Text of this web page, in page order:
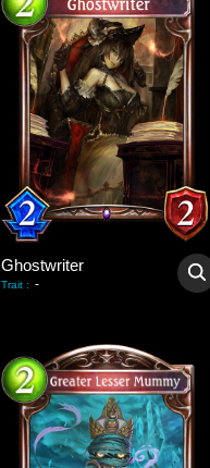
Ghostwriter
Trait : -